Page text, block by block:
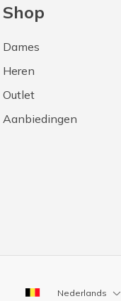
Shop
Dames
Heren
Outlet
Aanbiedingen
Nederlands